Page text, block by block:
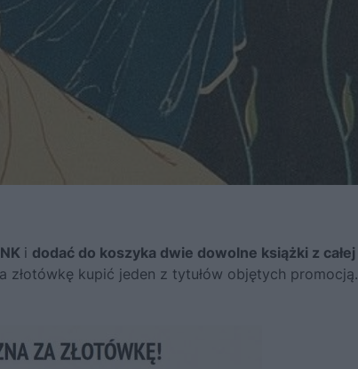
i dodać do koszyka dwie dowolne książki z całej
złotówkę kupić jeden z tytułów objętych promocją.